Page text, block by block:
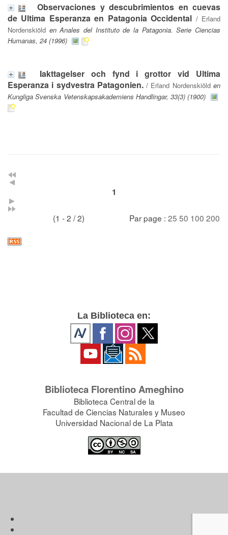
Observaciones y descubrimientos en cuevas
de Ultima Esperanza en Patagonia Occidental / Erland
Nordenskiöld en Anales del Instituto de la Patagonia. Serie Ciencias
Humanas, 24 (1996)
Iakttagelser och fynd i grottor vid Ultima
Esperanza i sydvestra Patagonien./ Erland Nordenskiöld en
Kungliga Svenska Vetenskapsakademiens Handlingar, 33(3) (1900)
1
(1 - 2 / 2) Par page : 25 50 100 200
La Biblioteca en:
Biblioteca Florentino Ameghino
Biblioteca Central de la
Facultad de Ciencias Naturales y Museo
Universidad Nacional de La Plata